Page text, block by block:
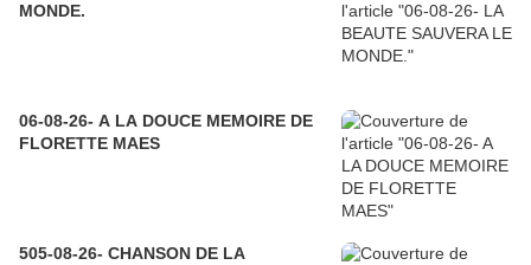
MONDE.
06-08-26- A LA DOUCE MEMOIRE DE
FLORETTE MAES
505-08-26- CHANSON DE LA